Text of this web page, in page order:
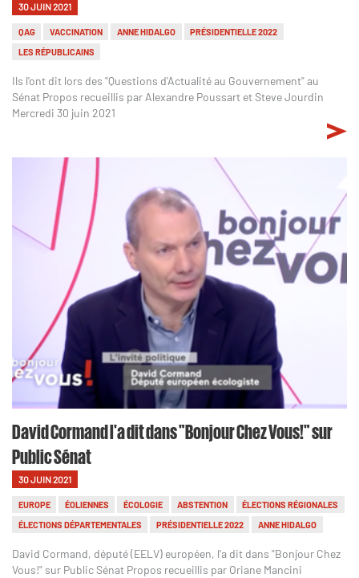
30 JUIN 2021
QAG VACCINATION ANNE HIDALGO
PRÉSIDENTIELLE 2022
LES RÉPUBLICAINS
Ils l'ont dit lors des "Questions d'Actualité au Gouvernement" au
Sénat Propos recueillis par Alexandre Poussart et Steve Jourdin
Mercredi 30 juin 2021
David Cormand l'a dit dans "Bonjour Chez Vous!" sur
Public Sénat
30 JUIN 2021
EUROPE ÉOLIENNES ÉCOLOGIE ABSTENTION
ÉLECTIONS RÉGIONALES
ÉLECTIONS DÉPARTEMENTALES
PRÉSIDENTIELLE 2022 ANNE HIDALGO
David Cormand, député (EELV) européen, l'a dit dans "Bonjour Chez
Vous!" sur Public Sénat Propos recueillis par Oriane Mancini